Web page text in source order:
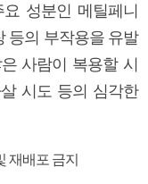
요 성분인 메틸페니
등의 부작용을 유발
사람이 복용할 시
시도 등의 심각한
재배포 금지